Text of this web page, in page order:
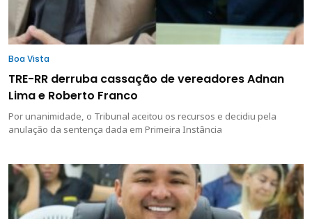
Boa Vista
TRE-RR derruba cassação de vereadores Adnan
Lima e Roberto Franco
Por unanimidade, o Tribunal aceitou os recursos e decidiu pela
anulação da sentença dada em Primeira Instância